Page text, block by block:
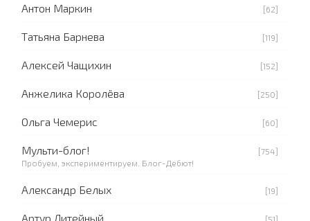
Антон Маркин [62]
Татьяна Барнева [119]
Алексей Чащихин [152]
Анжелика Королёва [250]
Ольга Чемерис [60]
Мульти-блог!
[754]
Пробуем, экспериментируем. Блог-Дебют!
Александр Белых [19]
Артур Литейный [51]